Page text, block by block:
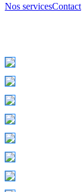
Nos servicesContact